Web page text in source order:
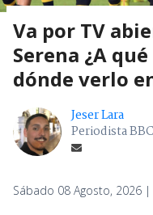
Va por TV
Serena ¿A
dónde verlo
Jeser Lara
Periodista
Sábado 08 Agosto, 2026 |